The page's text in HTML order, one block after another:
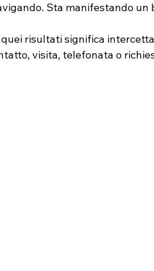
Sta manifestando un
risultati significa
visita, telefonata o